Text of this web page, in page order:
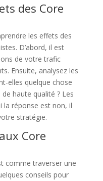
des Core
les effets des
D’abord, il est
de votre trafic
Ensuite, analysez les
elles quelque chose
haute qualité ? Les
la réponse est non, il
stratégie.
Core
comme traverser une
conseils pour